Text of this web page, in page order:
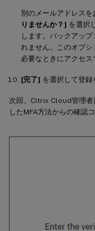
別のメールアドレスを
りませんか？] を選択
します。バックアッ
れません。このオプシ
必要なときにアクセス
[完了] を選択して登録
次回、Citrix Cloud管理
したMFA方法からの確認